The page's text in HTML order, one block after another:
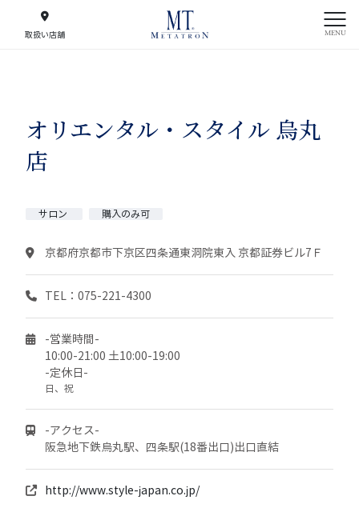
取扱い店舗 MENU
オリエンタル・スタイル 烏丸
店
サロン 購入のみ可
京都府京都市下京区四条通東洞院東入 京都証券ビル7Ｆ
TEL：075-221-4300
-営業時間-
10:00-21:00 土10:00-19:00
-定休日-
日、祝
-アクセス-
阪急地下鉄烏丸駅、四条駅(18番出口)出口直結
http://www.style-japan.co.jp/